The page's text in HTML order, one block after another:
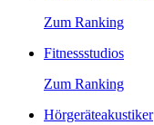
Zum Ranking
Fitnessstudios
Zum Ranking
Hörgeräteakustiker